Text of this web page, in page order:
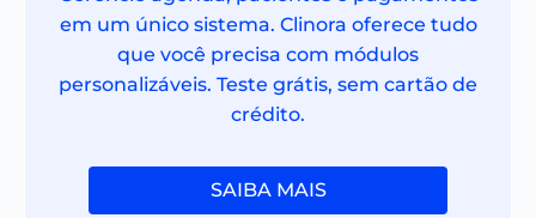
em um único sistema. Clinora oferece tudo
que você precisa com módulos
personalizáveis. Teste grátis, sem cartão de
crédito.
SAIBA MAIS